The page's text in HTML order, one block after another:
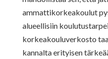
ammattikorkeakoulut
alueellisiin
korkeakouluverkosto
kannalta erityisen